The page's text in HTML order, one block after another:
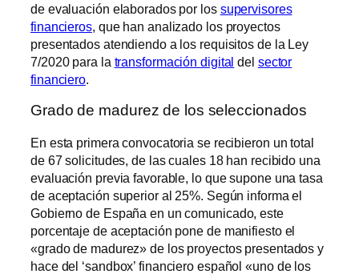
de evaluación elaborados por los supervisores
financieros, que han analizado los proyectos
presentados atendiendo a los requisitos de la Ley
7/2020 para la transformación digital del sector
financiero
Grado de madurez de los seleccionados
En esta primera convocatoria se recibieron un total
de 67 solicitudes, de las cuales 18 han recibido una
evaluación previa favorable, lo que supone una tasa
de aceptación superior al 25%. Según informa el
Gobierno de España en un comunicado, este
porcentaje de aceptación pone de manifiesto el
«grado de madurez» de los proyectos presentados y
hace del ‘sandbox’ financiero español «uno de los